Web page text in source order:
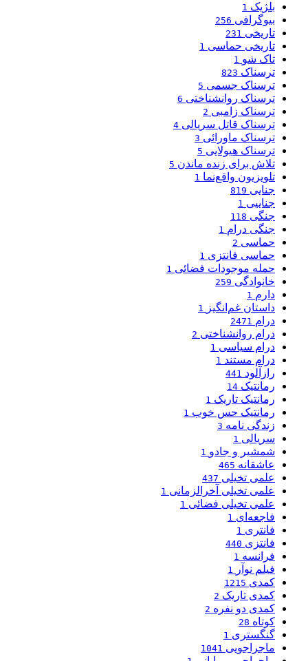
بلژیک 1
بیوگرافی 256
تاریخی 231
تاریخی حماسی 1
تاک شو 1
ترسناک 823
ترسناک جسمی 5
ترسناک روانشناختی 6
ترسناک زامبی 2
ترسناک قاتل سریالی 4
ترسناک ماورائی 3
ترسناک هیولایی 5
تلاش برای زنده ماندن 5
تلویزیون واقع‌نما 1
جنایی 819
جناییی 1
جنگی 118
جنگی درام 1
حماسی 2
حماسی فانتزی 1
حمله موجودات فضائی 1
خانوادگی 259
دارم 1
داستان غم‌انگیز 1
درام 2471
درام روانشناختی 2
درام سیاسی 1
درام مستند 1
رازآلود 441
رمانتیک 14
رمانتیک تاریک 1
رمانتیک حس خوب 1
زندگی نامه 3
سریالی 1
شمشیر و جادو 1
عاشقانه 465
علمی تخیلی 437
علمی تخیلی آخرالزمانی 1
علمی تخیلی فضائی 1
فاجعه‌ای 1
فانتری 1
فانتزی 440
فرانسه 1
فیلم نوآر 1
کمدی 1215
کمدی تاریک 2
کمدی دو نفره 2
کوتاه 28
گنگستری 1
ماجراجویی 1041